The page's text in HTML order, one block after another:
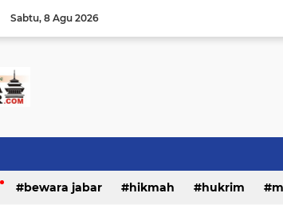
Sabtu 8 Agu 2026
bewara jabar hikmah hukrim